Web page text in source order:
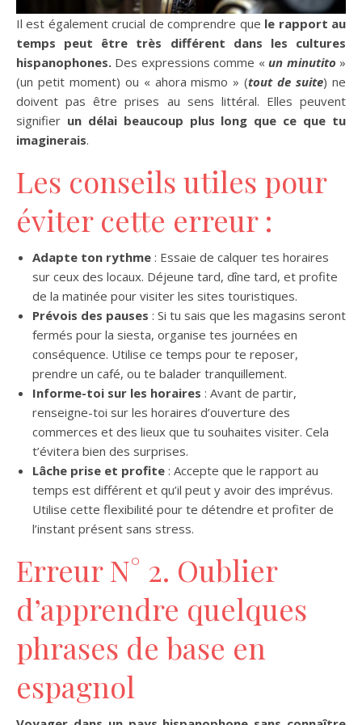
Il est également crucial de comprendre que le rapport au
temps peut être très différent dans les cultures
hispanophones. Des expressions comme «un minutito »
(un petit moment) ou « ahora mismo » (tout de suite) ne
doivent pas être prises au sens littéral. Elles peuvent
signifier un délai beaucoup plus long que ce que tu
imaginerais.
Les conseils utiles pour
éviter cette erreur :
Adapte ton rythme : Essaie de calquer tes horaires
sur ceux des locaux. Déjeune tard, dîne tard, et profite
de la matinée pour visiter les sites touristiques.
Prévois des pauses : Si tu sais que les magasins seront
fermés pour la siesta, organise tes journées en
conséquence. Utilise ce temps pour te reposer,
prendre un café, ou te balader tranquillement.
Informe-toi sur les horaires : Avant de partir,
renseigne-toi sur les horaires d’ouverture des
commerces et des lieux que tu souhaites visiter. Cela
t’évitera bien des surprises.
Lâche prise et profite : Accepte que le rapport au
temps est différent et qu’il peut y avoir des imprévus.
Utilise cette flexibilité pour te détendre et profiter de
l’instant présent sans stress.
Erreur N° 2. Oublier
d’apprendre quelques
phrases de base en
espagnol